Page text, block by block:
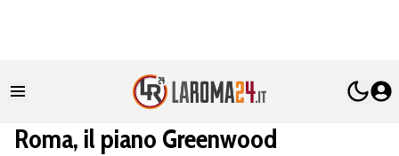
Roma, il piano Greenwood